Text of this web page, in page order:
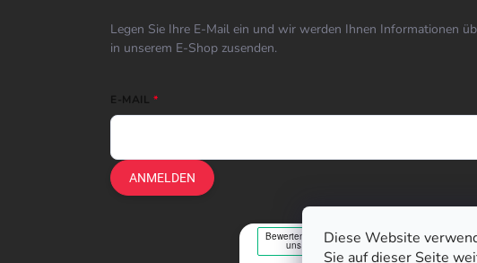
Diese Website
Sie auf dieser Seite
Legen Sie Ihre E-Mail ein und wir werden Ihnen Informationen
in unserem E-Shop zusenden.
E-MAIL
ANMELDEN